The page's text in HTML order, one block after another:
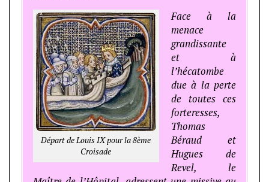
Départ de Louis IX pour la 8ème
Croisade
Face à la
menace
grandissante
et à
l’hécatombe
due à la perte
de toutes ces
forteresses,
Thomas
Béraud et
Hugues de
Revel, le